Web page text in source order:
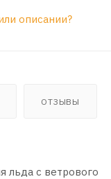
описании?
ОТЗЫВЫ
льда с ветрового